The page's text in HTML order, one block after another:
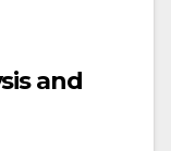
and